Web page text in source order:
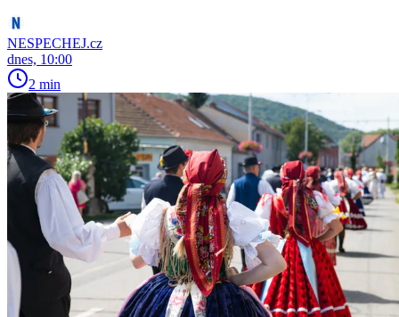
NESPECHEJ.cz
dnes, 10:00
2 min